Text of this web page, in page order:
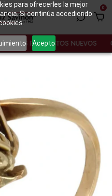
para ofrecerles la mejor
Si continúa accediendo
Acepto
0
PRODUCTOS NUEVOS